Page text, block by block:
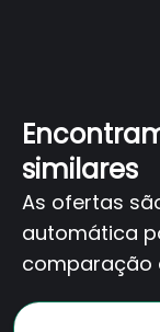
similares
As ofertas
automática
comparação